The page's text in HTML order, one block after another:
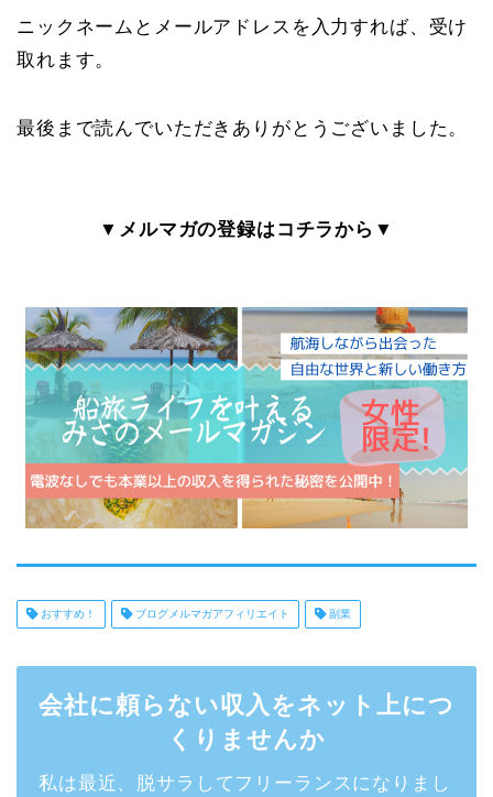
ニックネームとメールアドレスを入力すれば、受け
取れます。
最後まで読んでいただきありがとうございました。
▼メルマガの登録はコチラから▼
おすすめ！ ブログメルマガアフィリエイト 副業
会社に頼らない収入をネット上につ
くりませんか
私は最近、脱サラしてフリーランスになりまし